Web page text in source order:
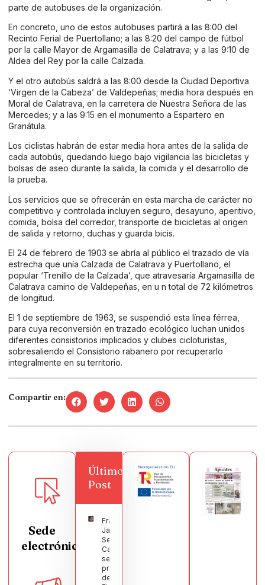
parte de autobuses de la organización.
En concreto, uno de estos autobuses partirá a las 8:00 del
Recinto Ferial de Puertollano; a las 8:20 del campo de fútbol
por la calle Mayor de Argamasilla de Calatrava; y a las 9:10 de
Aldea del Rey por la calle Calzada.
Y el otro autobús saldrá a las 8:00 desde la Ciudad Deportiva
‘Virgen de la Cabeza’ de Valdepeñas; media hora después en
Moral de Calatrava, en la carretera de Nuestra Señora de las
Mercedes; y a las 9:15 en el monumento a Espartero en
Granátula.
Los ciclistas habrán de estar media hora antes de la salida de
cada autobús, quedando luego bajo vigilancia las bicicletas y
bolsas de aseo durante la salida, la comida y el desarrollo de
la prueba.
Los servicios que se ofrecerán en esta marcha de carácter no
competitivo y controlada incluyen seguro, desayuno, aperitivo,
comida, bolsa del corredor, transporte de bicicletas al origen
de salida y retorno, duchas y guarda bicis.
El 24 de febrero de 1903 se abría al público el trazado de vía
estrecha que unía Calzada de Calatrava y Puertollano, el
popular ‘Trenillo de la Calzada’, que atravesaría Argamasilla de
Calatrava camino de Valdepeñas, en u n total de 72 kilómetros
de longitud.
El 1 de septiembre de 1963, se suspendió esta línea férrea,
para cuya reconversión en trazado ecológico luchan unidos
diferentes consistorios implicados y clubes cicloturistas,
sobresaliendo el Consistorio rabanero por recuperarlo
integralmente en su territorio.
Compartir en:
Sede
electrónica
Últimos
Post
Francisco
Javier
Segura
Castellanos
será el
pregonero
de las